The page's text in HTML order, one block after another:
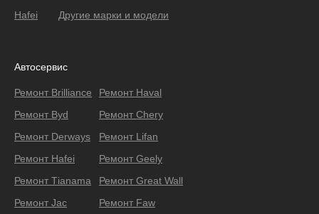
Hafei
Другие марки и модели
Автосервис
Ремонт Brilliance
Ремонт Byd
Ремонт Derways
Ремонт Hafei
Ремонт Тianama
Ремонт Jac
Ремонт Haval
Ремонт Chery
Ремонт Lifan
Ремонт Geely
Ремонт Great Wall
Ремонт Faw